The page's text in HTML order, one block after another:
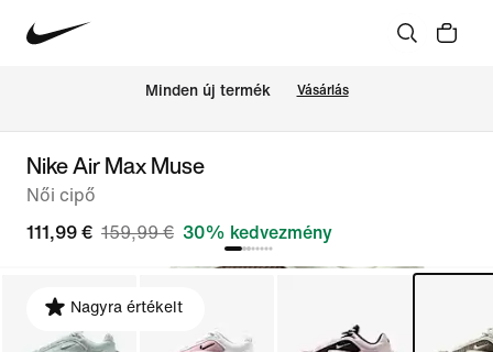
Minden új termék Vásárlás
Nike Air Max Muse
Női cipő
111,99 € 159,99 € 30% kedvezmény
Nagyra értékelt